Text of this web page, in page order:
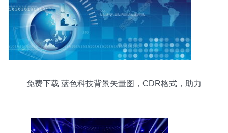
免费下载 蓝色科技背景矢量图，CDR格式，助力